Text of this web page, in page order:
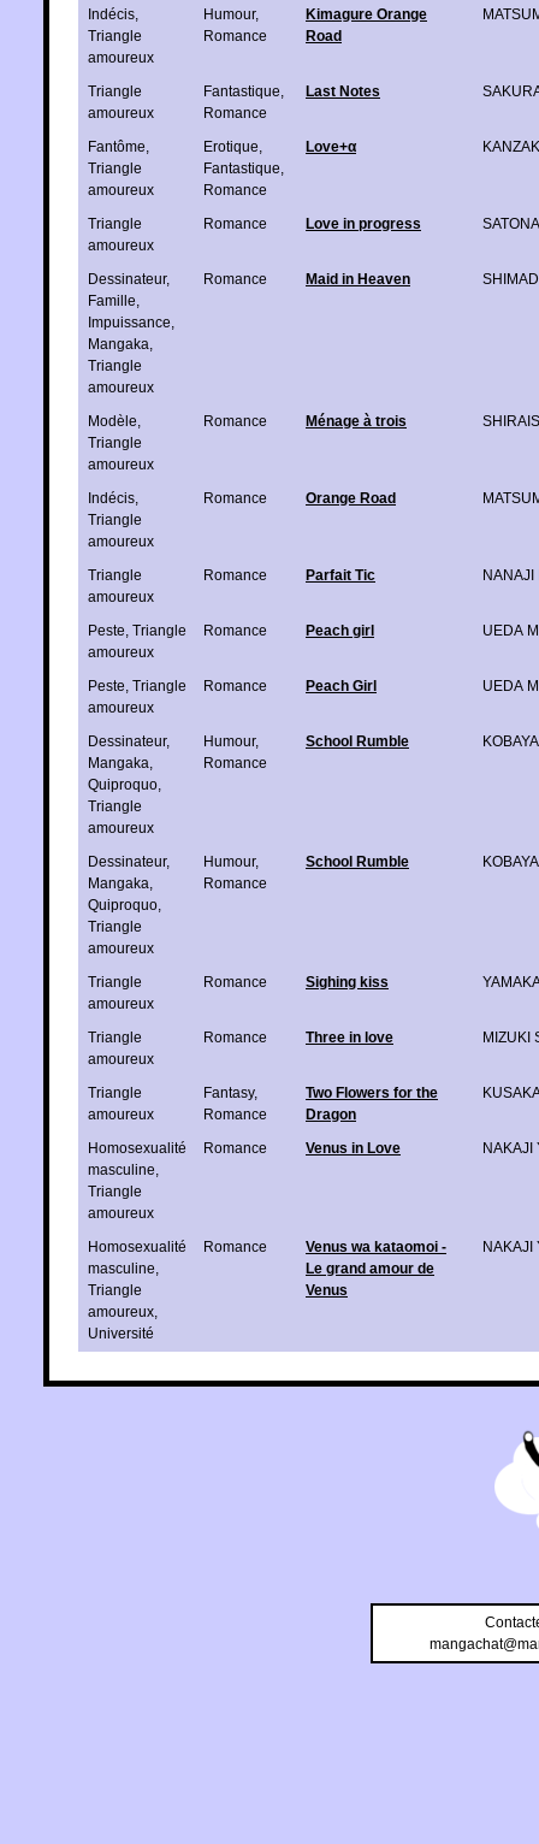
Indécis
Triangle
amoureux
Humour,
Romance
Kimagure Orange
Road
Triangle
amoureux
Fantastique
Romance
Last Notes
Fantôme
Triangle
amoureux
Erotique
Fantastique
Romance
Love+α
Triangle
amoureux
Romance Love in progress
Dessinateur,
Famille
Impuissance
Mangaka
Triangle
amoureux
Romance Maid in Heaven
Modèle
Triangle
amoureux
Romance Ménage à trois
Indécis
Triangle
amoureux
Romance Orange Road
Triangle
amoureux
Romance Parfait Tic NANAJI
Peste Triangle
amoureux
Romance Peach girl UEDA
Peste Triangle
amoureux
Romance Peach Girl UEDA
Dessinateur,
Mangaka
Quiproquo
Triangle
amoureux
Humour,
Romance
School Rumble
Dessinateur,
Mangaka
Quiproquo
Triangle
amoureux
Humour,
Romance
School Rumble
Triangle
amoureux
Romance Sighing kiss
Triangle
amoureux
Romance Three in love MIZUKI
Triangle
amoureux
Fantasy,
Romance
Two Flowers for the
Dragon
Homosexualité
masculine
Triangle
amoureux
Romance Venus in Love NAKAJI
Homosexualité
masculine
Triangle
amoureux
Université
Romance
Venus wa kataomoi -
Le grand amour de
Venus
NAKAJI